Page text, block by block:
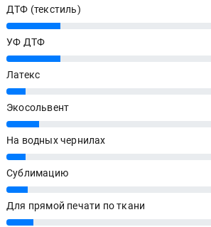
ДТФ (текстиль)
20%
УФ ДТФ
20%
Латекс
7%
Экосольвент
12%
На водных чернилах
7%
Сублимацию
8%
Для прямой печати по ткани
10%